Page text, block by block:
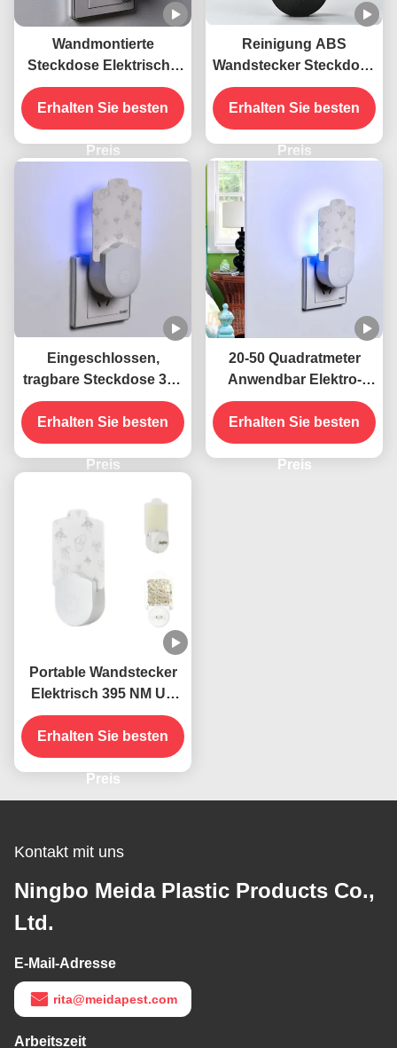
Wandmontierte
Steckdose Elektrische
395 NM UV
Mückenschutzlampe
Fliegende Insektenkiller
Erhalten Sie besten
Preis
Reinigung ABS
Wandstecker Steckdose
Elektrisch 395 NM UV
Fliegende
Insektenschutzfalle
Erhalten Sie besten
Preis
Eingeschlossen,
tragbare Steckdose 395
NM UV-
Mückenbekämpfungslampe
Nachhaltige und
effektive
Erhalten Sie besten
Preis
20-50 Quadratmeter
Anwendbar Elektro-
Wandstecker Steckdose
UV-Mückenschutzlampe
Feststand Hochwirksam
Erhalten Sie besten
Preis
Portable Wandstecker
Elektrisch 395 NM UV
Mückenbekämpfungslampe
Fliegende
Insektenfänger Killer
Erhalten Sie besten
Preis
Kontakt mit uns
Ningbo Meida Plastic Products Co.,
Ltd.
E-Mail-Adresse
rita@meidapest.com
Arbeitszeit